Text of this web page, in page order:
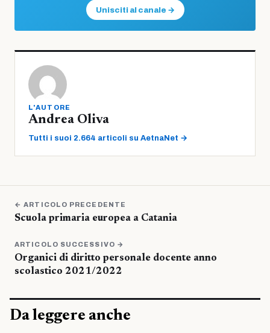
Unisciti al canale →
L'AUTORE
Andrea Oliva
Tutti i suoi 2.664 articoli su AetnaNet →
← ARTICOLO PRECEDENTE
Scuola primaria europea a Catania
ARTICOLO SUCCESSIVO →
Organici di diritto personale docente anno
scolastico 2021/2022
Da leggere anche